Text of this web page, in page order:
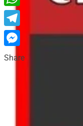
WhatsApp
Telegram
Messenger
Share